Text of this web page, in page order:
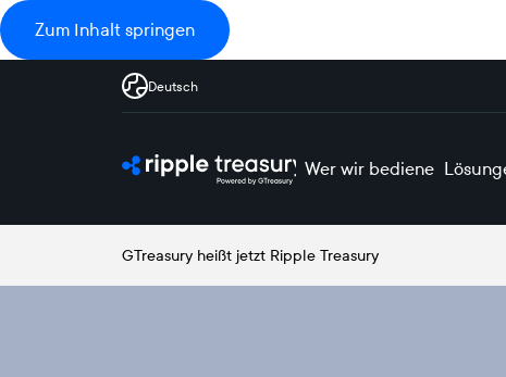
Zum Inhalt springen
Deutsch
Wer wir bedienen
GTreasury heißt jetzt Ripple Treasury